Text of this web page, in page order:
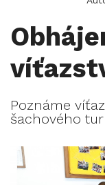
Poznáme
šachového